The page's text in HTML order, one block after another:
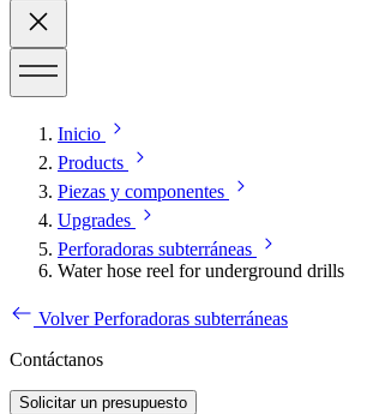
Inicio
Products
Piezas y componentes
Upgrades
Perforadoras subterráneas
Water hose reel for underground drills
Volver Perforadoras subterráneas
Contáctanos
Solicitar un presupuesto